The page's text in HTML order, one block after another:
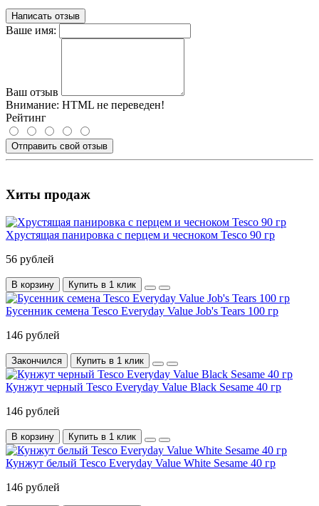
Написать отзыв
Ваше имя:
Ваш отзыв
Внимание: HTML не переведен!
Рейтинг
Отправить свой отзыв
Хиты продаж
Хрустящая панировка с перцем и чесноком Tesco 90 гр
56 рублей
В корзину Купить в 1 клик
Бусенник семена Tesco Everyday Value Job's Tears 100 гр
146 рублей
Закончился Купить в 1 клик
Кунжут черный Tesco Everyday Value Black Sesame 40 гр
146 рублей
В корзину Купить в 1 клик
Кунжут белый Tesco Everyday Value White Sesame 40 гр
146 рублей